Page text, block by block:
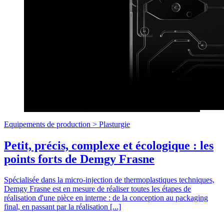
Equipements de production > Plasturgie
Petit, précis, complexe et écologique : les
points forts de Demgy Frasne
Spécialisée dans la micro-injection de thermoplastiques techniques,
Demgy Frasne est en mesure de réaliser toutes les étapes de
réalisation d'une pièce en interne : de la conception au packaging
final, en passant par la réalisation [...]